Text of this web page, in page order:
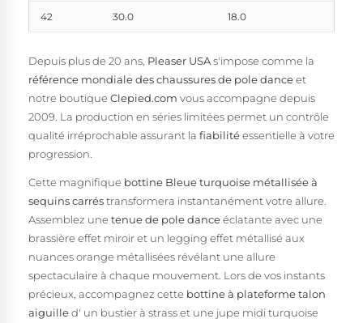
42 30.0 18.0
Depuis plus de 20 ans, Pleaser USAs'impose comme la
référence mondiale des chaussures de pole danceet
notre boutique Clepied.com vous accompagne depuis
2009. La production en séries limitées permet un contrôle
qualité irréprochable assurant la fiabilitéessentielle à votre
progression.
Cette magnifique bottine Bleue turquoise métallisée à
sequins carréstransformera instantanément votre allure.
Assemblez une tenue de pole danceéclatante avec une
brassière effet miroir et un legging effet métallisé aux
nuances orange métallisées révélant une allure
spectaculaire à chaque mouvement. Lors de vos instants
précieux, accompagnez cette bottine à plateforme talon
aiguilled' un bustier à strass et une jupe midi turquoise